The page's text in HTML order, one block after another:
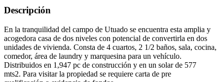
Descripción
En la tranquilidad del campo de Utuado se encuentra esta amplia y
acogedora casa de dos niveles con potencial de convertirla en dos
unidades de vivienda. Consta de 4 cuartos, 2 1/2 baños, sala, cocina,
comedor, área de laundry y marquesina para un vehículo.
Distribuidos en 1,947 pc de construcción y en un solar de 577
mts2. Para visitar la propiedad se requiere carta de pre